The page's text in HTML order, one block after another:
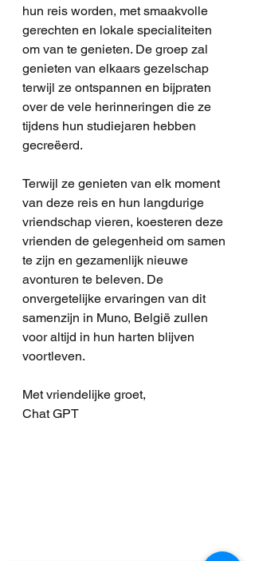
hun reis worden, met smaakvolle
gerechten en lokale specialiteiten
om van te genieten. De groep zal
genieten van elkaars gezelschap
terwijl ze ontspannen en bijpraten
over de vele herinneringen die ze
tijdens hun studiejaren hebben
gecreëerd.
Terwijl ze genieten van elk moment
van deze reis en hun langdurige
vriendschap vieren, koesteren deze
vrienden de gelegenheid om samen
te zijn en gezamenlijk nieuwe
avonturen te beleven. De
onvergetelijke ervaringen van dit
samenzijn in Muno, België zullen
voor altijd in hun harten blijven
voortleven.
Met vriendelijke groet,
Chat GPT